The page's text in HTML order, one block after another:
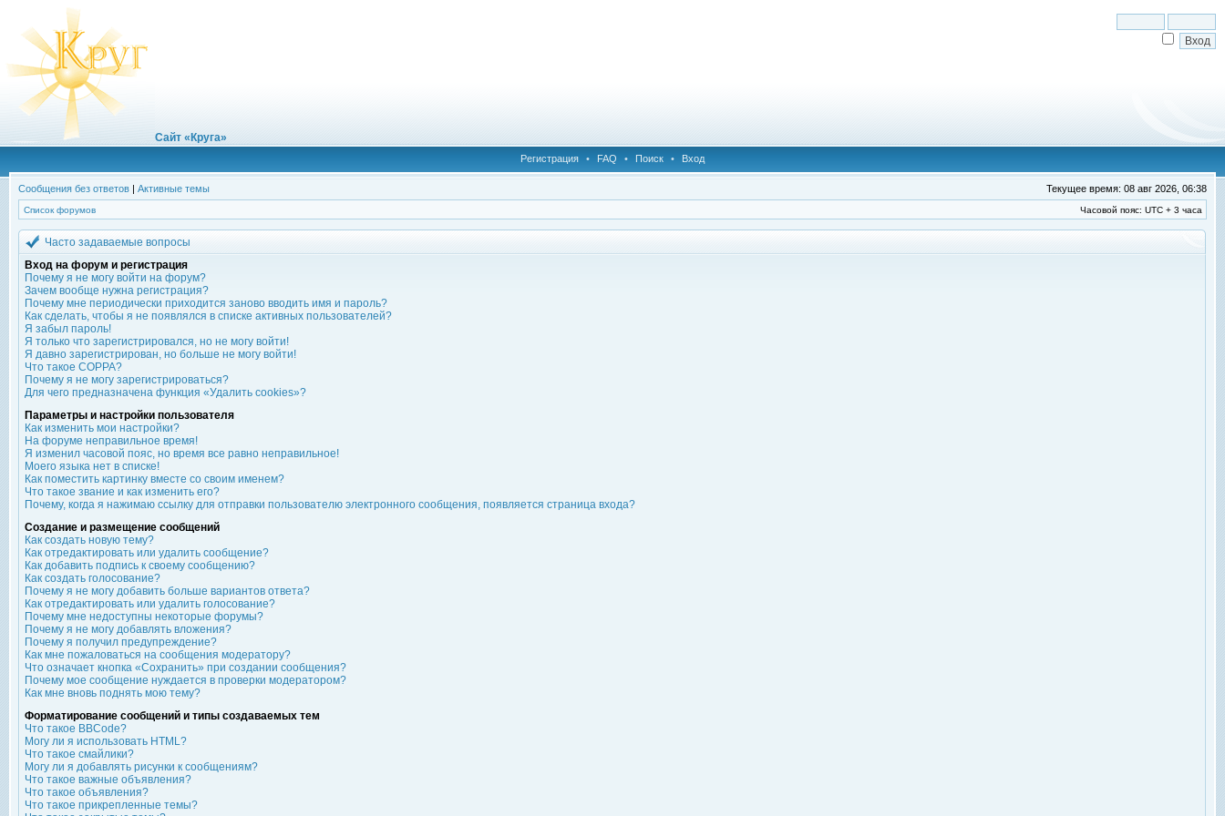
Сайт «Круга»
Регистрация • FAQ • Поиск • Вход
Сообщения без ответов | Активные темы Текущее время: 08 авг 2026, 06:38
Список форумов Часовой пояс: UTC + 3 часа
Часто задаваемые вопросы
Вход на форум и регистрация
Почему я не могу войти на форум?
Зачем вообще нужна регистрация?
Почему мне периодически приходится заново вводить имя и пароль?
Как сделать, чтобы я не появлялся в списке активных пользователей?
Я забыл пароль!
Я только что зарегистрировался, но не могу войти!
Я давно зарегистрирован, но больше не могу войти!
Что такое COPPA?
Почему я не могу зарегистрироваться?
Для чего предназначена функция «Удалить cookies»?
Параметры и настройки пользователя
Как изменить мои настройки?
На форуме неправильное время!
Я изменил часовой пояс, но время все равно неправильное!
Моего языка нет в списке!
Как поместить картинку вместе со своим именем?
Что такое звание и как изменить его?
Почему, когда я нажимаю ссылку для отправки пользователю электронного сообщения, появляется страница входа?
Создание и размещение сообщений
Как создать новую тему?
Как отредактировать или удалить сообщение?
Как добавить подпись к своему сообщению?
Как создать голосование?
Почему я не могу добавить больше вариантов ответа?
Как отредактировать или удалить голосование?
Почему мне недоступны некоторые форумы?
Почему я не могу добавлять вложения?
Почему я получил предупреждение?
Как мне пожаловаться на сообщения модератору?
Что означает кнопка «Сохранить» при создании сообщения?
Почему мое сообщение нуждается в проверки модератором?
Как мне вновь поднять мою тему?
Форматирование сообщений и типы создаваемых тем
Что такое BBCode?
Могу ли я использовать HTML?
Что такое смайлики?
Могу ли я добавлять рисунки к сообщениям?
Что такое важные объявления?
Что такое объявления?
Что такое прикрепленные темы?